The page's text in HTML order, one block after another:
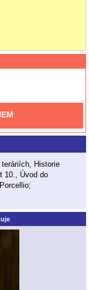
Historie
10., Úvod do